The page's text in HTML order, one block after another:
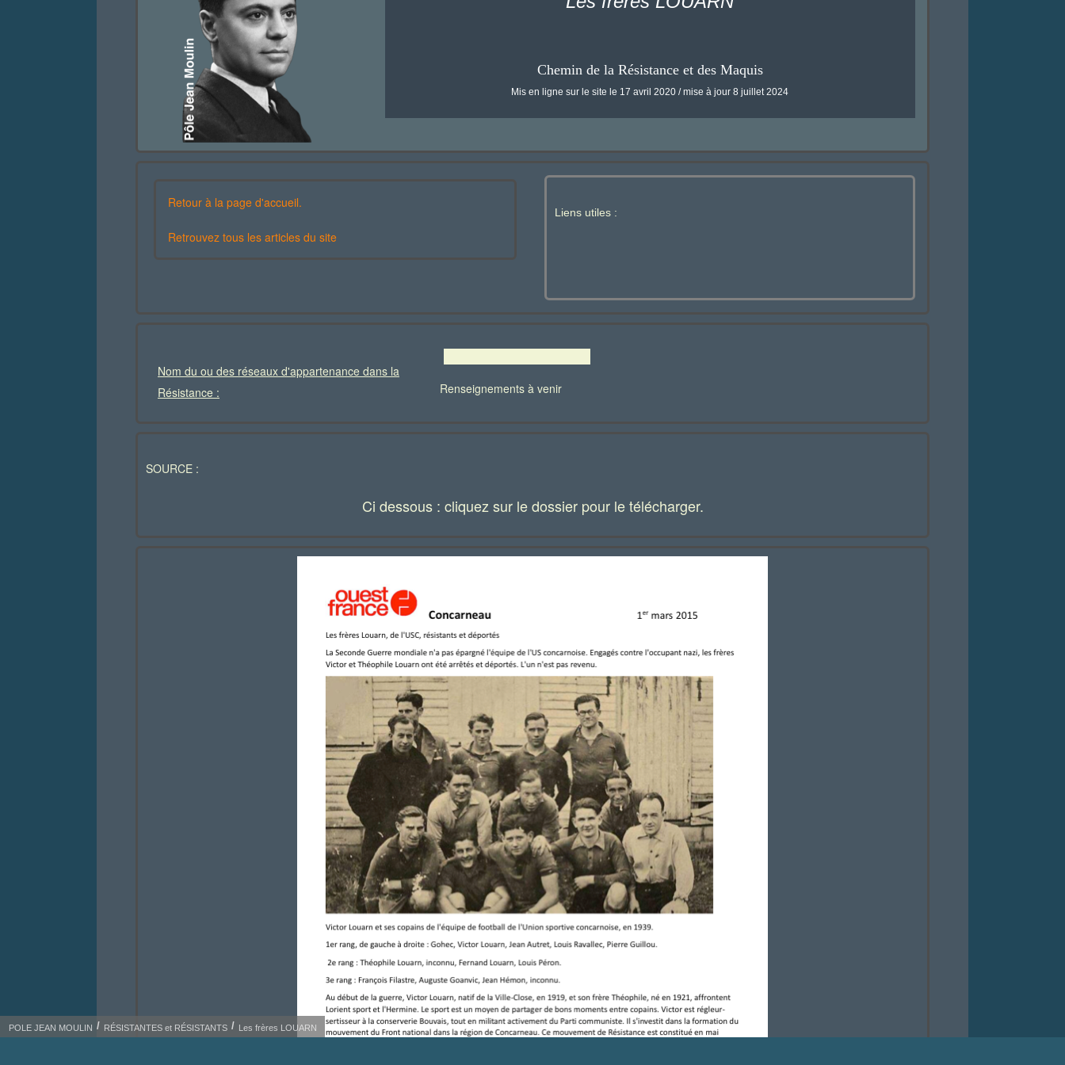
Chemin de la Résistance et des Maquis
Mis en ligne sur le site le 17 avril 2020 / mise à jour 8 juillet 2024
Retour à la page d'accueil.
Retrouvez tous les articles du site
Liens utiles :
Nom du ou des réseaux d'appartenance dans la
Résistance :
Renseignements à venir
SOURCE :
Ci dessous : cliquez sur le dossier pour le télécharger.
POLE JEAN MOULIN RÉSISTANTES et RÉSISTANTS Les frères LOUARN